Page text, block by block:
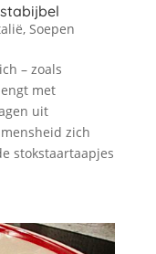
, Soepen
– zoals
met
uit
zich
stokstaartaapjes